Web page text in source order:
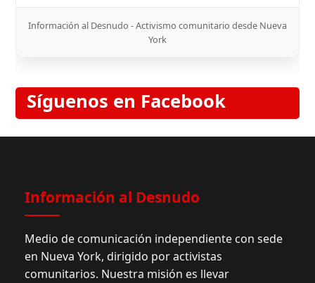
Información al Desnudo - Activismo comunitario desde Nueva
York
Síguenos en Facebook
Información al Desnudo
Medio de comunicación independiente con sede
en Nueva York, dirigido por activistas
comunitarios. Nuestra misión es llevar